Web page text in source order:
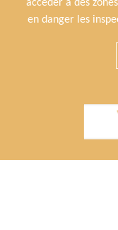
accéder à des
en danger les